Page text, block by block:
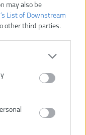
may also be
List of Downstream
other third parties.
Testované na 10
ocele je matná a
tých najtvrdších
sily s optimálnym